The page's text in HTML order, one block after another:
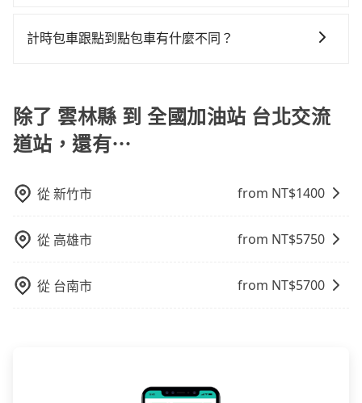
使用時還是有其區域的限制，實際可停靠的地點與你的
策，讓您在規劃行程時能更無後顧之憂。無論您是要前
落，只要有路能到、Google地圖上能標註、GPS上能找
計時包車跟點到點包車有什麼不同？
費，通常以每小時為單位，客戶可以根據自己的需要預
定一定時間的包車服務。這種服務適用於需要在城市內
多個地點間來回穿梭的客戶，例如市區觀光、商務差旅
費，客戶可以預先告知出發地點A到目的地B，會根據路
線和里程來計算費用。這種服務通常適用於單程或從一
個城市到另一個城市的長途包車。
除了 雲林縣 到 全國加油站 台北交流
道站，還有⋯
從新竹市 from NT$1400
從 高雄市 from NT$5750
從 台南市 from NT$5700